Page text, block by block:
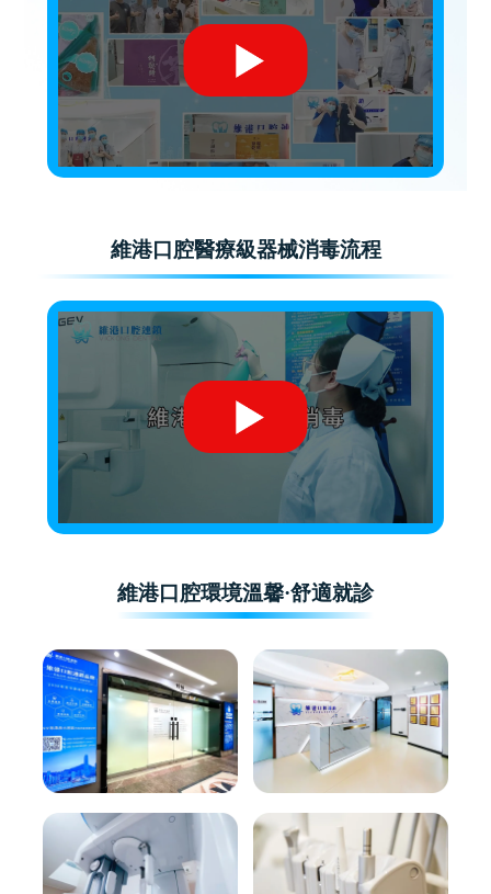
維港口腔醫療級器械消毒流程
維港口腔環境溫馨·舒適就診